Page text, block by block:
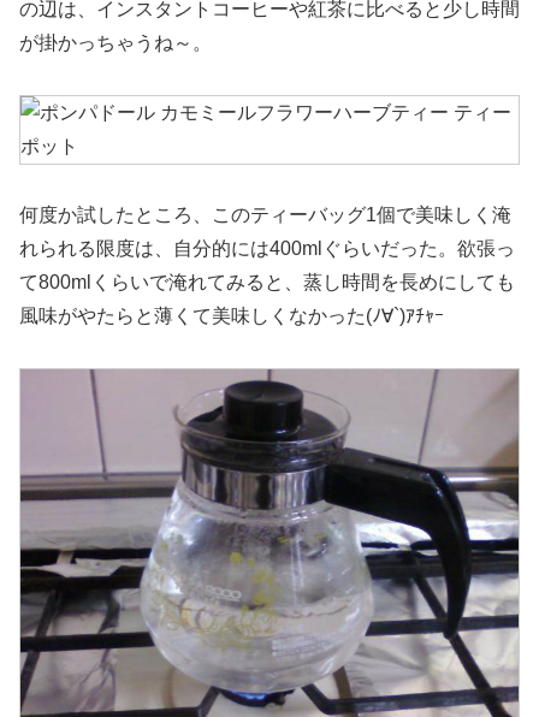
の辺は、インスタントコーヒーや紅茶に比べると少し時間
が掛かっちゃうね～。
何度か試したところ、このティーバッグ1個で美味しく淹
れられる限度は、自分的には400mlぐらいだった。欲張っ
て800mlくらいで淹れてみると、蒸し時間を長めにしても
風味がやたらと薄くて美味しくなかった(ﾉ∀`)ｱﾁｬｰ